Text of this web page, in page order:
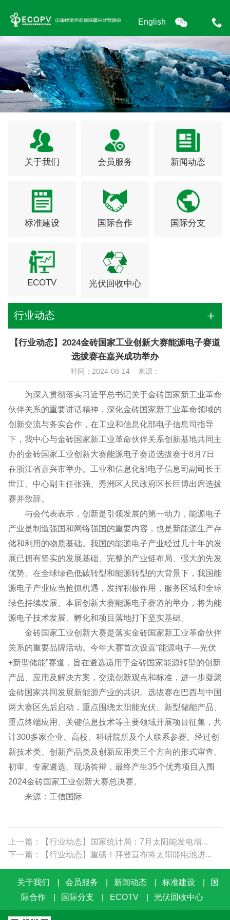
English
关于我们 会员服务 新闻动态
标准建设 国际合作 国际分支
ECOTV 光伏回收中心
行业动态
【行业动态】2024金砖国家工业创新大赛能源电子赛道
选拔赛在嘉兴成功举办
时间：2024-08-14 来源：
为深入贯彻落实习近平总书记关于金砖国家新工业革命
伙伴关系的重要讲话精神，深化金砖国家新工业革命领域的
创新交流与务实合作，在工业和信息化部电子信息司指导
下，我中心与金砖国家新工业革命伙伴关系创新基地共同主
办的金砖国家工业创新大赛能源电子赛道选拔赛于8月7日
在浙江省嘉兴市举办。工业和信息化部电子信息司副司长王
世江、中心副主任张强、秀洲区人民政府区长巨博出席选拔
赛并致辞。
与会代表表示，创新是引领发展的第一动力，能源电子
产业是制造强国和网络强国的重要内容，也是新能源生产存
储和利用的物质基础。我国的能源电子产业经过几十年的发
展已拥有坚实的发展基础、完整的产业链布局、强大的先发
优势。在全球绿色低碳转型和能源转型的大背景下，我国能
源电子产业应当抢抓机遇，发挥积极作用，服务区域和全球
绿色持续发展。本届创新大赛能源电子赛道的举办，将为能
源电子技术发展、孵化和项目落地打下坚实基础。
金砖国家工业创新大赛是落实金砖国家新工业革命伙伴
关系的重要品牌活动。今年大赛首次设置“能源电子—光伏
+新型储能”赛道，旨在遴选适用于金砖国家能源转型的创新
产品、应用及解决方案，交流创新观点和标准，进一步凝聚
金砖国家共同发展新能源产业的共识。选拔赛在巴西与中国
两大赛区先后启动，重点围绕太阳能光伏、新型储能产品、
重点终端应用、关键信息技术等主要领域开展项目征集，共
计300多家企业、高校、科研院所及个人联系参赛。经过创
新技术类、创新产品类及创新应用类三个方向的形式审查、
初审、专家遴选、现场答辩，最终产生35个优秀项目入围
2024金砖国家工业创新大赛总决赛。
来源：工信国际
上一篇：【行业动态】国家统计局：7月太阳能发电增...
下一篇：【行业动态】重磅！拜登宣布将太阳能电池进...
关于我们 | 会员服务 | 新闻动态 | 标准建设 |
国
际合作
| 国际分支 | ECOTV | 光伏回收中心